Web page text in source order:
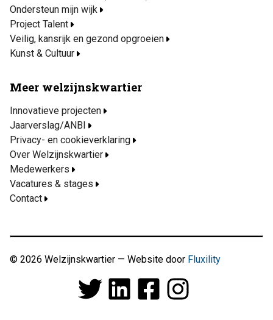
Ondersteun mijn wijk
Project Talent
Veilig, kansrijk en gezond opgroeien
Kunst & Cultuur
Meer welzijnskwartier
Innovatieve projecten
Jaarverslag/ANBI
Privacy- en cookieverklaring
Over Welzijnskwartier
Medewerkers
Vacatures & stages
Contact
© 2026 Welzijnskwartier — Website door Fluxility